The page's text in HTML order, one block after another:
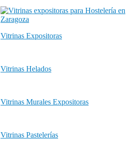
Vitrinas Expositoras
Vitrinas Helados
Vitrinas Murales Expositoras
Vitrinas Pastelerías